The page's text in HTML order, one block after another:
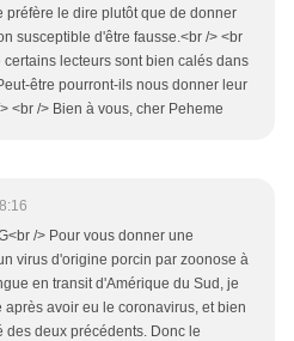
préfère le dire plutôt que de donner
susceptible d'être fausse.<br /> <br
certains lecteurs sont bien calés dans
être pourront-ils nous donner leur
<br /> Bien à vous, cher Peheme
/> Pour vous donner une
virus d'origine porcin par zoonose à
en transit d'Amérique du Sud, je
avoir eu le coronavirus, et bien
des deux précédents. Donc le